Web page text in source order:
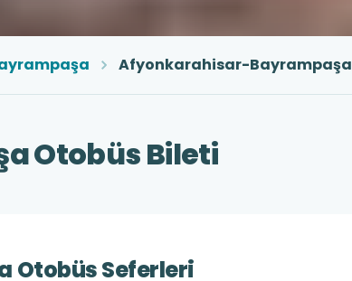
Afyonkarahisar-Bayrampaşa
Otobüs Bileti
Otobüs Seferleri